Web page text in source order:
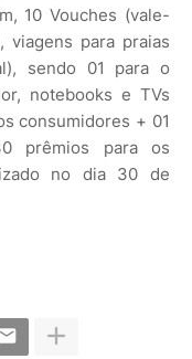
10 Vouches (vale-
viagens para praias
sendo 01 para o
notebooks e TVs
consumidores + 01
prêmios para os
no dia 30 de